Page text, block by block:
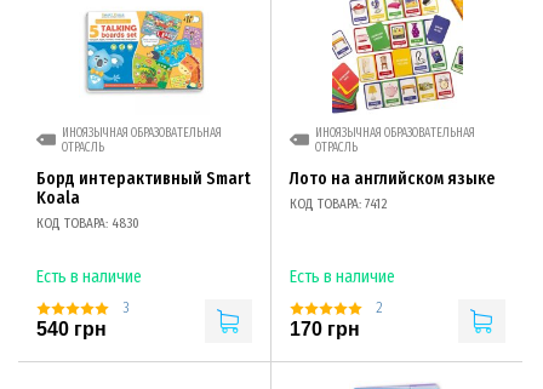
ИНОЯЗЫЧНАЯ ОБРАЗОВАТЕЛЬНАЯ
ОТРАСЛЬ
Борд интерактивный Smart
Koala
КОД ТОВАРА: 4830
Есть в наличие
3
540 грн
ИНОЯЗЫЧНАЯ ОБРАЗОВАТЕЛЬНАЯ
ОТРАСЛЬ
Лото на английском языке
КОД ТОВАРА: 7412
Есть в наличие
2
170 грн